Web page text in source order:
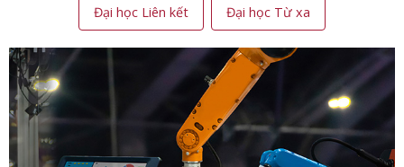
Đại học Liên kết Đại học Từ xa